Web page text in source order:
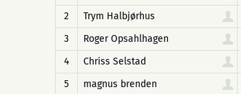
2
Trym Halbjørhus
3
Roger Opsahlhagen
4
Chriss Selstad
5
magnus brenden